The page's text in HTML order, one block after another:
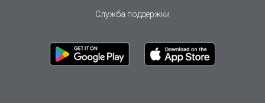
Служба поддержки